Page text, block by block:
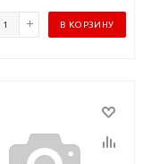
В КОРЗИНУ